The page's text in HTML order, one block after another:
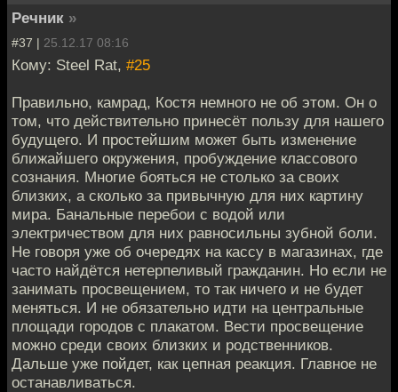
Речник »
#37 | 25.12.17 08:16
Кому: Steel Rat, #25
Правильно, камрад, Костя немного не об этом. Он о
том, что действительно принесёт пользу для нашего
будущего. И простейшим может быть изменение
ближайшего окружения, пробуждение классового
сознания. Многие бояться не столько за своих
близких, а сколько за привычную для них картину
мира. Банальные перебои с водой или
электричеством для них равносильны зубной боли.
Не говоря уже об очередях на кассу в магазинах, где
часто найдётся нетерпеливый гражданин. Но если не
занимать просвещением, то так ничего и не будет
меняться. И не обязательно идти на центральные
площади городов с плакатом. Вести просвещение
можно среди своих близких и родственников.
Дальше уже пойдет, как цепная реакция. Главное не
останавливаться.